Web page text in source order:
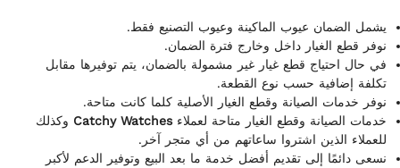
يشمل الضمان عيوب الماكينة وعيوب التصنيع فقط.
نوفر قطع الغيار داخل وخارج فترة الضمان.
في حال احتياج قطع غيار غير مشمولة بالضمان، يتم توفيرها مقابل
تكلفة إضافية حسب نوع القطعة.
نوفر خدمات الصيانة وقطع الغيار الأصلية كلما كانت متاحة.
خدمات الصيانة وقطع الغيار متاحة لعملاءCatchy Watches وكذلك
للعملاء الذين اشتروا ساعاتهم من أي متجر آخر.
نسعى دائمًا إلى تقديم أفضل خدمة ما بعد البيع وتوفير الدعم لأكبر